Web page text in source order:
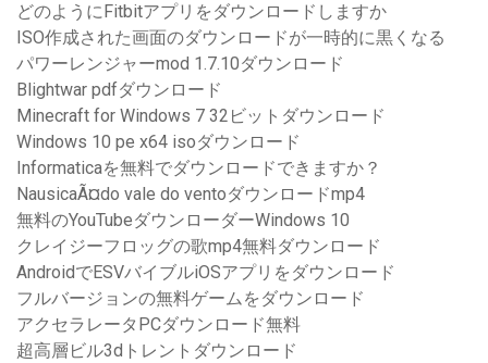
どのようにFitbitアプリをダウンロードしますか
ISO作成された画面のダウンロードが一時的に黒くなる
パワーレンジャーmod 1.7.10ダウンロード
Blightwar pdfダウンロード
Minecraft for Windows 7 32ビットダウンロード
Windows 10 pe x64 isoダウンロード
Informaticaを無料でダウンロードできますか？
NausicaÃ¤do vale do ventoダウンロードmp4
無料のYouTubeダウンローダーWindows 10
クレイジーフロッグの歌mp4無料ダウンロード
AndroidでESVバイブルiOSアプリをダウンロード
フルバージョンの無料ゲームをダウンロード
アクセラレータPCダウンロード無料
超高層ビル3dトレントダウンロード